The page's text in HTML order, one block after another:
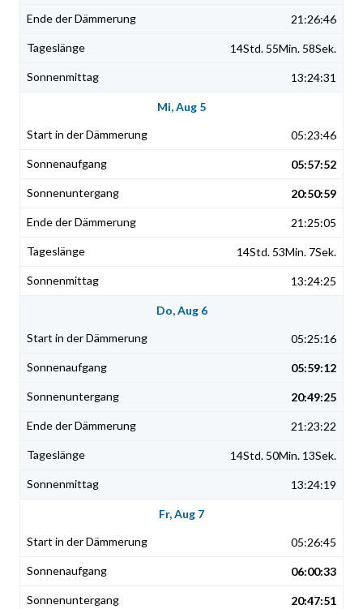
21:26:46
14Std. 55Min. 58Sek.
13:24:31
Mi, Aug 5
05:23:46
05:57:52
20:50:59
21:25:05
14Std. 53Min. 7Sek.
13:24:25
Do, Aug 6
05:25:16
05:59:12
20:49:25
21:23:22
14Std. 50Min. 13Sek.
13:24:19
Fr, Aug 7
05:26:45
06:00:33
20:47:51